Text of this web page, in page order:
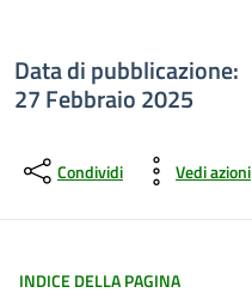
Data di pubblicazione:
27 Febbraio 2025
Condividi Vedi azioni
INDICE DELLA PAGINA